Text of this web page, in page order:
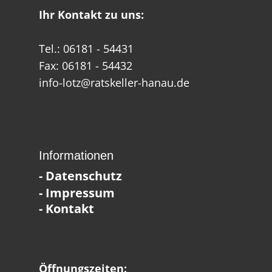
Ihr Kontakt zu uns:
Tel.: 06181 - 54431
Fax: 06181 - 54432
info-lotz@ratskeller-hanau.de
Informationen
- Datenschutz
- Impressum
- Kontakt
Öffnungszeiten: